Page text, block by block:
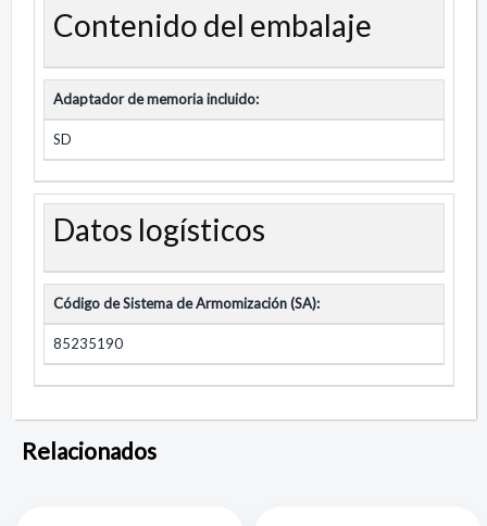
Contenido del embalaje
Adaptador de memoria incluido:
SD
Datos logísticos
Código de Sistema de Armomización (SA):
85235190
Relacionados